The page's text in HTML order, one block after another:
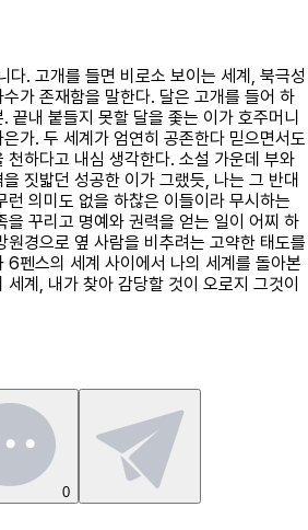
다. 고개를 들면 비로소 보이는 세계, 북극성
가 존재함을 말한다. 달은 고개를 들어 하
끝내 붙들지 못할 달을 좇는 이가 호주머니
가. 두 세계가 엄연히 공존한다 믿으면서도
천하다고 내심 생각한다. 소설 가운데 부와
짓밟던 성공한 이가 그랬듯, 나는 그 반대
런 의미도 없을 하찮은 이들이라 무시하는
을 꾸리고 명예와 권력을 얻는 일이 어찌 하
원경으로 옆 사람을 비추려는 고약한 태도를
6펜스의 세계 사이에서 나의 세계를 돌아본
계, 내가 찾아 감당할 것이 오로지 그것이
0